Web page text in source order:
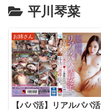
平川琴菜
お姉さん
【パパ活】リアルパパ活